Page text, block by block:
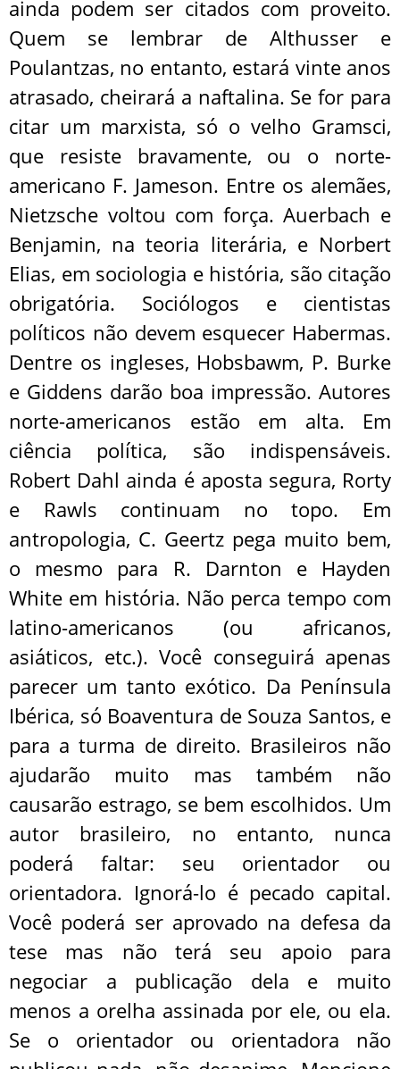
ainda podem ser citados com proveito.
Quem se lembrar de Althusser e
Poulantzas, no entanto, estará vinte anos
atrasado, cheirará a naftalina. Se for para
citar um marxista, só o velho Gramsci,
que resiste bravamente, ou o norte-
americano F. Jameson. Entre os alemães,
Nietzsche voltou com força. Auerbach e
Benjamin, na teoria literária, e Norbert
Elias, em sociologia e história, são citação
obrigatória. Sociólogos e cientistas
políticos não devem esquecer Habermas.
Dentre os ingleses, Hobsbawm, P. Burke
e Giddens darão boa impressão. Autores
norte-americanos estão em alta. Em
ciência política, são indispensáveis.
Robert Dahl ainda é aposta segura, Rorty
e Rawls continuam no topo. Em
antropologia, C. Geertz pega muito bem,
o mesmo para R. Darnton e Hayden
White em história. Não perca tempo com
latino-americanos (ou africanos,
asiáticos, etc.). Você conseguirá apenas
parecer um tanto exótico. Da Península
Ibérica, só Boaventura de Souza Santos, e
para a turma de direito. Brasileiros não
ajudarão muito mas também não
causarão estrago, se bem escolhidos. Um
autor brasileiro, no entanto, nunca
poderá faltar: seu orientador ou
orientadora. Ignorá-lo é pecado capital.
Você poderá ser aprovado na defesa da
tese mas não terá seu apoio para
negociar a publicação dela e muito
menos a orelha assinada por ele, ou ela.
Se o orientador ou orientadora não